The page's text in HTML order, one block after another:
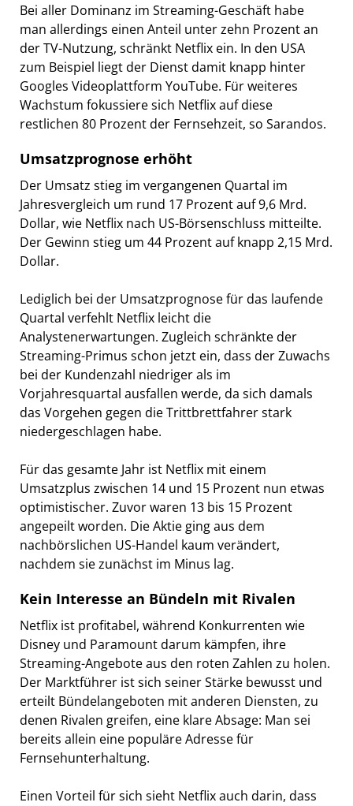
Bei aller Dominanz im Streaming-Geschäft habe
man allerdings einen Anteil unter zehn Prozent an
der TV-Nutzung, schränkt Netflix ein. In den USA
zum Beispiel liegt der Dienst damit knapp hinter
Googles Videoplattform YouTube. Für weiteres
Wachstum fokussiere sich Netflix auf diese
restlichen 80 Prozent der Fernsehzeit, so Sarandos.
Umsatzprognose erhöht
Der Umsatz stieg im vergangenen Quartal im
Jahresvergleich um rund 17 Prozent auf 9,6 Mrd.
Dollar, wie Netflix nach US-Börsenschluss mitteilte.
Der Gewinn stieg um 44 Prozent auf knapp 2,15 Mrd.
Dollar.
Lediglich bei der Umsatzprognose für das laufende
Quartal verfehlt Netflix leicht die
Analystenerwartungen. Zugleich schränkte der
Streaming-Primus schon jetzt ein, dass der Zuwachs
bei der Kundenzahl niedriger als im
Vorjahresquartal ausfallen werde, da sich damals
das Vorgehen gegen die Trittbrettfahrer stark
niedergeschlagen habe.
Für das gesamte Jahr ist Netflix mit einem
Umsatzplus zwischen 14 und 15 Prozent nun etwas
optimistischer. Zuvor waren 13 bis 15 Prozent
angepeilt worden. Die Aktie ging aus dem
nachbörslichen US-Handel kaum verändert,
nachdem sie zunächst im Minus lag.
Kein Interesse an Bündeln mit Rivalen
Netflix ist profitabel, während Konkurrenten wie
Disney und Paramount darum kämpfen, ihre
Streaming-Angebote aus den roten Zahlen zu holen.
Der Marktführer ist sich seiner Stärke bewusst und
erteilt Bündelangeboten mit anderen Diensten, zu
denen Rivalen greifen, eine klare Absage: Man sei
bereits allein eine populäre Adresse für
Fernsehunterhaltung.
Einen Vorteil für sich sieht Netflix auch darin, dass